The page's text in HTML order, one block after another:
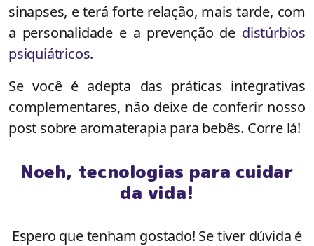
sinapses, e terá forte relação, mais tarde, com
a personalidade e a prevenção de distúrbios
psiquiátricos.
Se você é adepta das práticas integrativas
complementares, não deixe de conferir nosso
post sobre aromaterapia para bebês. Corre lá!
Noeh, tecnologias para cuidar
da vida!
Espero que tenham gostado! Se tiver dúvida é